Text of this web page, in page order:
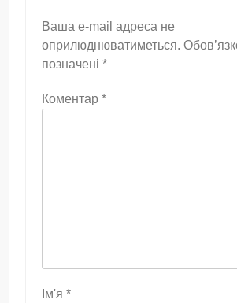
Ваша e-mail адреса не
оприлюднюватиметься.
позначені *
Коментар *
Ім'я *